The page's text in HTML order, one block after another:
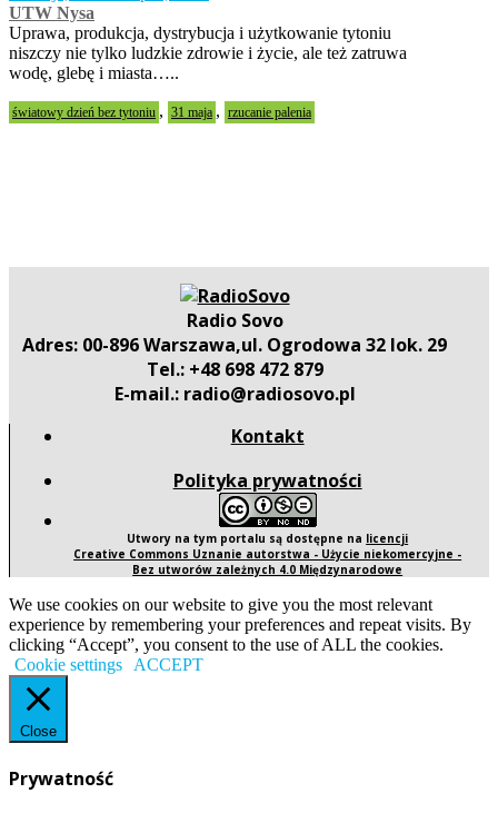
UTW Nysa
Uprawa, produkcja, dystrybucja i użytkowanie tytoniu
niszczy nie tylko ludzkie zdrowie i życie, ale też zatruwa
wodę, glebę i miasta…..
światowy dzień bez tytoniu , 31 maja , rzucanie palenia
Radio Sovo
Adres: 00-896 Warszawa,ul. Ogrodowa 32 lok. 29
Tel.: +48 698 472 879
E-mail.: radio@radiosovo.pl
Kontakt
Polityka prywatności
Utwory na tym portalu są dostępne na licencji
Creative Commons Uznanie autorstwa - Użycie niekomercyjne -
Bez utworów zależnych 4.0 Międzynarodowe
We use cookies on our website to give you the most relevant
experience by remembering your preferences and repeat visits. By
clicking “Accept”, you consent to the use of ALL the cookies.
Cookie settings
ACCEPT
Close
Prywatność